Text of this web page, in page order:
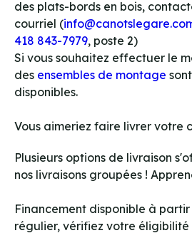
des plats-bords en bois,
courriel (
418 843-7979, poste 2)
Si vous souhaitez effectuer le
des ensembles de montage
disponibles.
Vous aimeriez faire livrer votre
Plusieurs options de livraison
nos livraisons groupées !
Financement disponible à
régulier, vérifiez votre éligibilité